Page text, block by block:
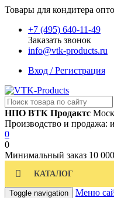
Товары для кондитера
+7 (495) 640-11-49
Заказать звонок
info@vtk-products.ru
Вход / Регистрация
НПО ВТК Продактс
Производство и продажа:
0
0
Минимальный заказ 10 000
КАТАЛОГ
Toggle navigation Меню